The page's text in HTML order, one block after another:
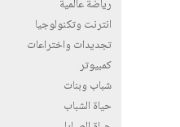
رياضة عالمية
انترنت وتكنولوجيا
تجديدات واختراعات
كمبيوتر
شباب وبنات
حياة الشباب